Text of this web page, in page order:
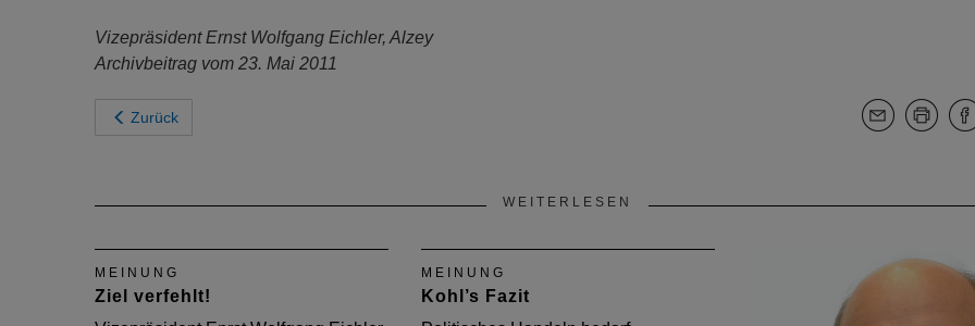
Vizepräsident Ernst Wolfgang Eichler, Alzey
Archivbeitrag vom 23. Mai 2011
Zurück
WEITERLESEN
MEINUNG
Ziel verfehlt!
MEINUNG
Kohl’s Fazit